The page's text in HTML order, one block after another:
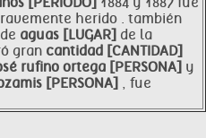
herido . también
de aguas [LUGAR] de la
gran cantidad [CANTIDAD]
rufino ortega [PERSONA] y
[PERSONA] , fue